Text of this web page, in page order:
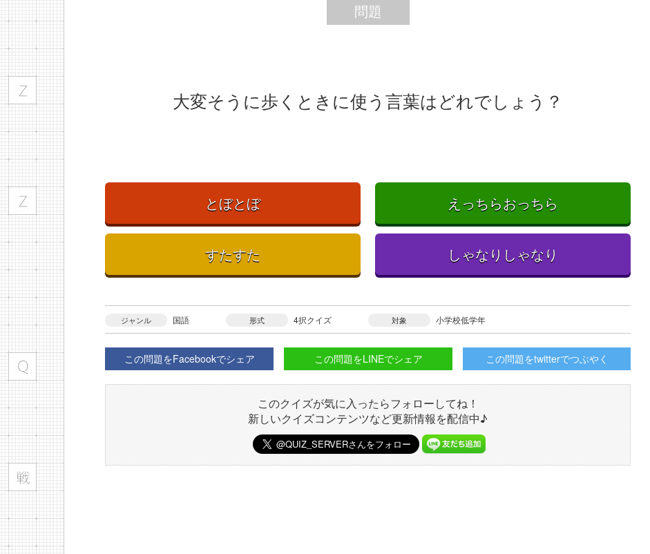
問題
大変そうに歩くときに使う言葉はどれでしょう？
とぼとぼ えっちらおっちら
すたすた しゃなりしゃなり
ジャンル 国語 形式 4択クイズ 対象 小学校低学年
この問題をFacebookでシェア この問題をLINEでシェア この問題をtwitterでつぶやく
このクイズが気に入ったらフォローしてね！
新しいクイズコンテンツなど更新情報を配信中♪